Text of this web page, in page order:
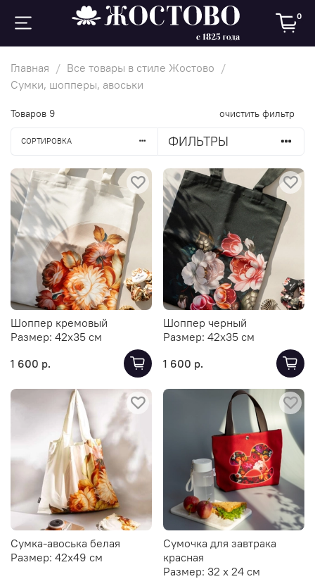
0
Главная
Все товары в стиле Жостово
Сумки, шопперы, авоськи
Товаров 9 очистить фильтр
СОРТИРОВКА ФИЛЬТРЫ
Шоппер кремовый
Размер: 42х35 см
1 600 р.
Шоппер черный
Размер: 42х35 см
1 600 р.
Сумка-авоська белая
Размер: 42х49 см
Сумочка для завтрака
красная
Размер: 32 х 24 см